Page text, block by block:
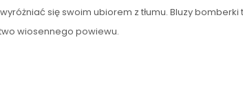
się swoim ubiorem z tłumu. Bluzy
wiosennego powiewu.